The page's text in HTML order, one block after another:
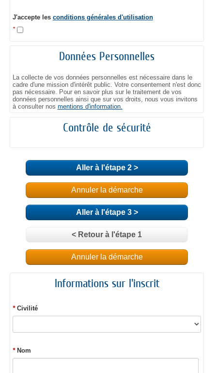
J'accepte les conditions générales d'utilisation
*
Données Personnelles
La collecte de vos données personnelles est nécessaire dans le
cadre d'une mission d'intérêt public. Votre consentement n'est donc
pas nécessaire. Pour en savoir plus sur le traitement de vos
données personnelles ainsi que sur vos droits, nous vous invitons
à consulter nos mentions d'information.
Contrôle de sécurité
Aller à l'étape 2 >
Annuler la démarche
Aller à l'étape 3 >
< Retour à l'étape 1
Annuler la démarche
Informations sur l'inscrit
*Civilité
*Nom